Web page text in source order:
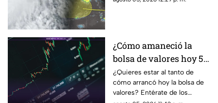
¿Cómo amaneció la
bolsa de valores hoy 5
de agosto de 2026?
¿Quieres estar al tanto de
cómo arrancó hoy la bolsa de
valores? Entérate de los